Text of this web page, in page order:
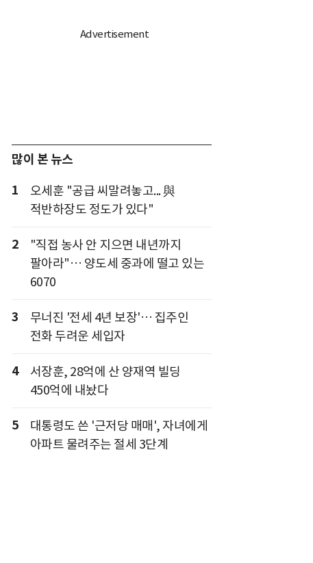
많이 본 뉴스
1
오세훈 "공급 씨말려놓고... 與
적반하장도 정도가 있다"
2
"직접 농사 안 지으면 내년까지
팔아라"… 양도세 중과에 떨고 있는
6070
3
무너진 '전세 4년 보장'… 집주인
전화 두려운 세입자
4
서장훈, 28억에 산 양재역 빌딩
450억에 내놨다
5
대통령도 쓴 '근저당 매매', 자녀에게
아파트 물려주는 절세 3단계